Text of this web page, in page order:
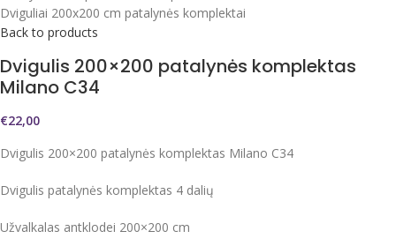
Dviguliai 200x200 cm patalynės komplektai
Back to products
Dvigulis 200×200 patalynės komplektas
Milano C34
€22,00
Dvigulis 200×200 patalynės komplektas Milano C34
Dvigulis patalynės komplektas 4 dalių
Užvalkalas antklodei 200×200 cm